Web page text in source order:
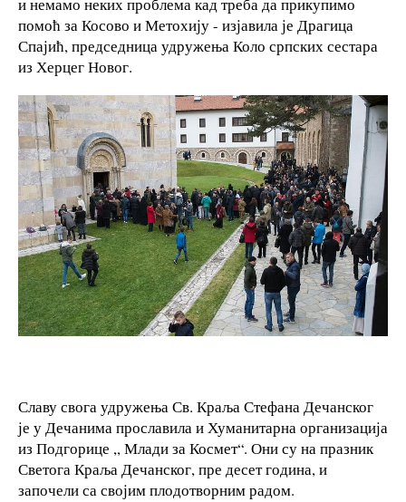
помоћ за Косово и Метохију - изјавила је Драгица
Спајић, председница удружења Коло српских сестара
из Херцег Новог.
Славу свога удружења Св. Краља Стефана Дечанског
је у Дечанима прославила и Хуманитарна организација
из Подгорице ,, Млади за Космет“. Они су на празник
Светога Краља Дечанског, пре десет година, и
започели са својим плодотворним радом.